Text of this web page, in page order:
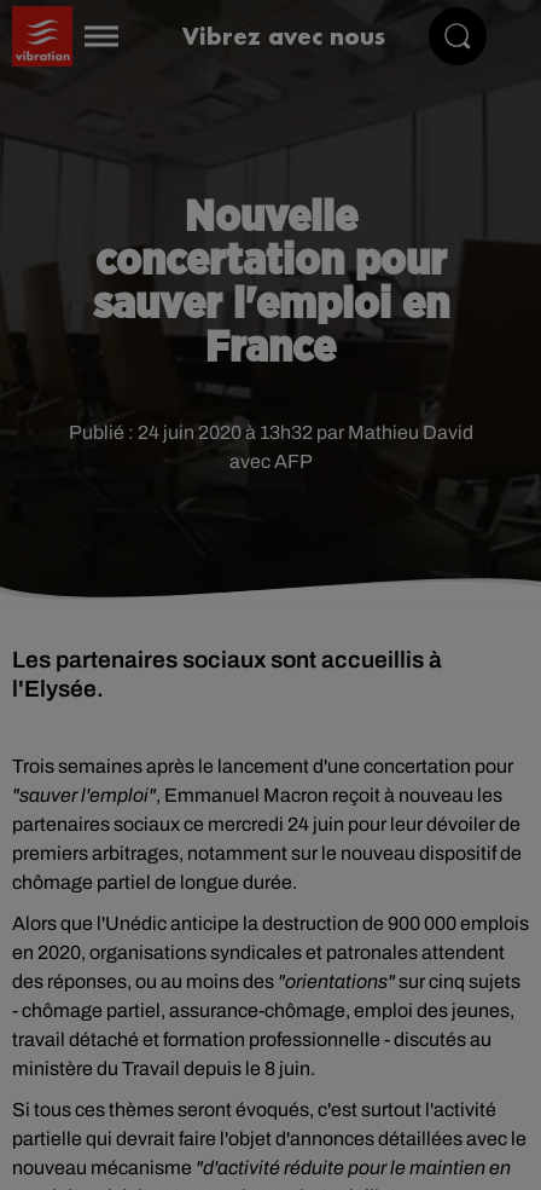
Vibrez avec nous
Nouvelle
concertation pour
sauver l'emploi en
France
Publié : 24 juin 2020 à 13h32 par Mathieu David
avec AFP
Les partenaires sociaux sont accueillis à
l'Elysée.
Trois semaines après le lancement d'une concertation pour
"sauver l'emploi", Emmanuel Macron reçoit à nouveau les
partenaires sociaux ce mercredi 24 juin pour leur dévoiler de
premiers arbitrages, notamment sur le nouveau dispositif de
chômage partiel de longue durée.
Alors que l'Unédic anticipe la destruction de 900 000 emplois
en 2020, organisations syndicales et patronales attendent
des réponses, ou au moins des "orientations"sur cinq sujets
- chômage partiel, assurance-chômage, emploi des jeunes,
travail détaché et formation professionnelle - discutés au
ministère du Travail depuis le 8 juin.
Si tous ces thèmes seront évoqués, c'est surtout l'activité
partielle qui devrait faire l'objet d'annonces détaillées avec le
nouveau mécanisme "d'activité réduite pour le maintien en